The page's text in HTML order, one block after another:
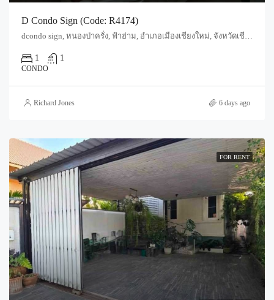
D Condo Sign (Code: R4174)
1 1
CONDO
Richard Jones 6 days ago
FOR RENT